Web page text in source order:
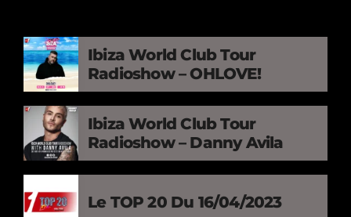
Ibiza World Club Tour
Radioshow – OHLOVE!
Ibiza World Club Tour
Radioshow – Danny Avila
Le TOP 20 Du 16/04/2023